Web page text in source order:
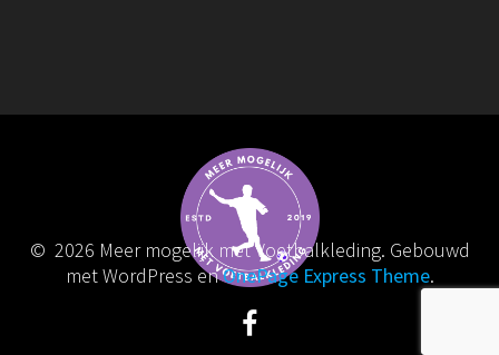
© 2026 Meer mogelijk met Voetbalkleding. Gebouwd
met WordPress enOnePage Express Theme.